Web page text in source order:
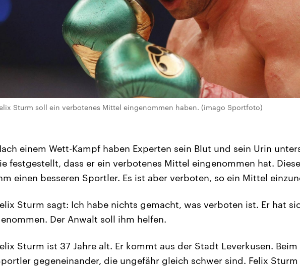
Sturm soll ein verbotenes Mittel eingenommen haben. (imago Sportfoto)
einem Wett-Kampf haben Experten sein Blut und sein Urin
festgestellt, dass er ein verbotenes Mittel eingenommen hat.
einen besseren Sportler. Es ist aber verboten, so ein Mittel
Sturm sagt: Ich habe nichts gemacht, was verboten ist. Er hat
Der Anwalt soll ihm helfen.
Sturm ist 37 Jahre alt. Er kommt aus der Stadt Leverkusen.
gegeneinander, die ungefähr gleich schwer sind. Felix